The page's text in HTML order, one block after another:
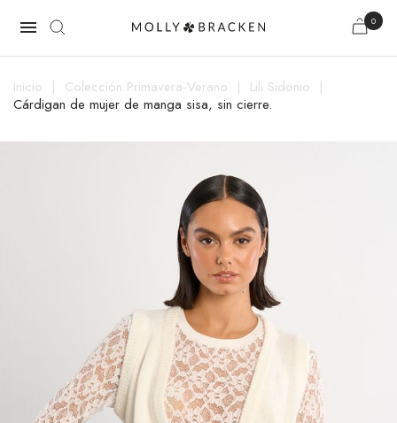
 0
Inicio Colección Primavera-Verano
Lili Sidonio
Cárdigan de mujer de manga sisa, sin cierre.